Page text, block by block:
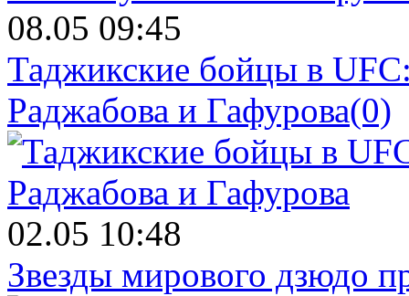
08.05 09:45
Таджикские бойцы в
Раджабова и Гафурова(0)
02.05 10:48
Звезды мирового дзюдо